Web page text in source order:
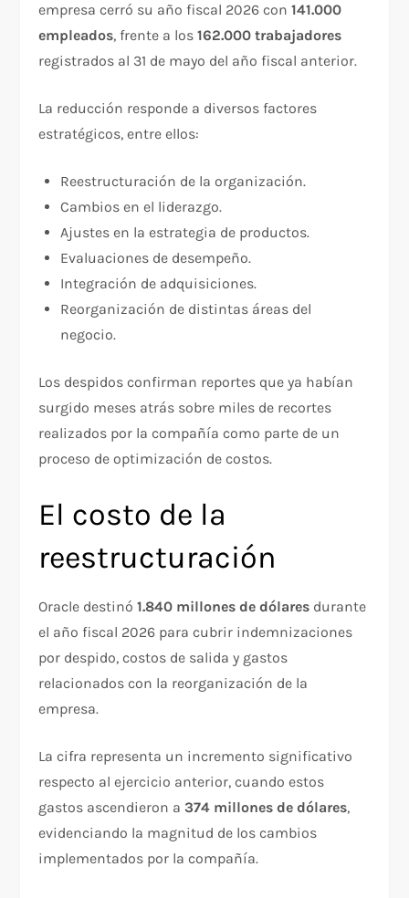
empresa cerró su año fiscal 2026 con141.000
empleados, frente a los162.000 trabajadores
registrados al 31 de mayo del año fiscal anterior.
La reducción responde a diversos factores
estratégicos, entre ellos:
Reestructuración de la organización.
Cambios en el liderazgo.
Ajustes en la estrategia de productos.
Evaluaciones de desempeño.
Integración de adquisiciones.
Reorganización de distintas áreas del
negocio.
Los despidos confirman reportes que ya habían
surgido meses atrás sobre miles de recortes
realizados por la compañía como parte de un
proceso de optimización de costos.
El costo de la
reestructuración
Oracle destinó1.840 millones de dólares durante
el año fiscal 2026 para cubrir indemnizaciones
por despido, costos de salida y gastos
relacionados con la reorganización de la
empresa.
La cifra representa un incremento significativo
respecto al ejercicio anterior, cuando estos
gastos ascendieron a374 millones de dólares,
evidenciando la magnitud de los cambios
implementados por la compañía.